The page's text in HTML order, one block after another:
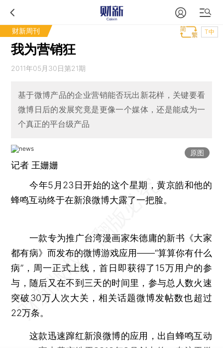
财新周刊 T中
我为营销狂
2011年05月30日第21期
基于微博产品的企业营销能否玩出新花样，关键要看
微博日后的发展究竟是更像一个媒体，还是能成为一
个真正的平台级产品
原图
记者 王姗姗
今年5月23日开始的这个星期，黄京皓和他的
蜂鸣互动终于在新浪微博大露了一把脸。
一款专为推广台湾漫画家朱德庸的新书《大家
都有病》而发布的微博游戏应用——“算算你有什么
病”，周一正式上线，首日即获得了15万用户的参
与，随后又在不到三天的时间里，参与总人数火速
突破30万人次大关，相关话题微博发帖数也超过
22万条。
这款迅速蹿红新浪微博的应用，出自蜂鸣互动